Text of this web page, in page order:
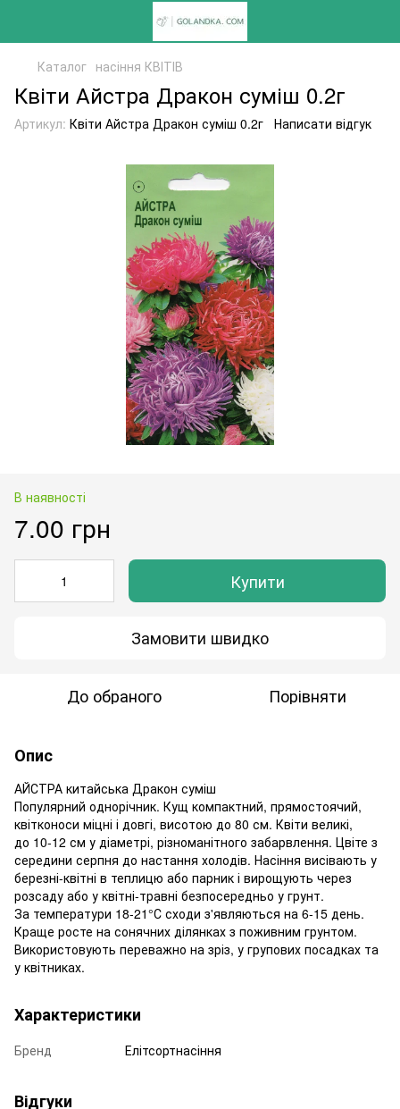
Каталог насіння КВІТІВ
Квіти Айстра Дракон суміш 0.2г
Артикул: Квіти Айстра Дракон суміш 0.2г Написати відгук
В наявності
7.00 грн
Купити
Замовити швидко
До обраного Порівняти
Опис
АЙСТРА китайська Дракон суміш
Популярний однорічник. Кущ компактний, прямостоячий,
квітконоси міцні і довгі, висотою до 80 см. Квіти великі,
до 10-12 см у діаметрі, різноманітного забарвлення. Цвіте з
середини серпня до настання холодів. Насіння висівають у
березні-квітні в теплицю або парник і вирощують через
розсаду або у квітні-травні безпосередньо у грунт.
За температури 18-21°С сходи з'являються на 6-15 день.
Краще росте на сонячних ділянках з поживним грунтом.
Використовують переважно на зріз, у групових посадках та
у квітниках.
Характеристики
Бренд Елітсортнасіння
Відгуки